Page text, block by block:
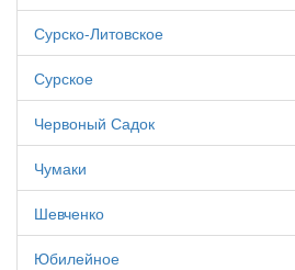
Сурско-Литовское
Сурское
Червоный Садок
Чумаки
Шевченко
Юбилейное